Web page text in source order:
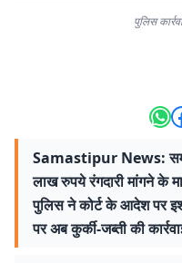
पुलिस
Samastipur News:
लाख रुपये रंगदारी मांगने के
पुलिस ने कोर्ट के आदेश पर
पर अब कुर्की-जब्ती की